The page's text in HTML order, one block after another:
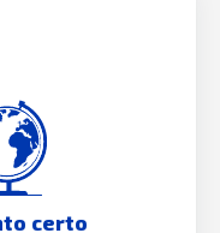
certo